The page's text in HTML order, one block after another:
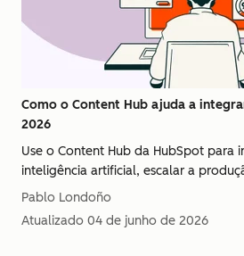
Como o Content Hub ajuda a
2026
Use o Content Hub da HubSpot para
inteligência artificial, escalar a
Pablo Londoño
Atualizado 04 de junho de 2026